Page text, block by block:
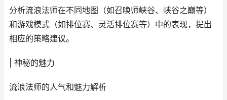
分析流浪法师在不同地图（如召唤师峡谷、峡谷之巅等）
和游戏模式（如排位赛、灵活排位赛等）中的表现，提出
相应的策略建议。
| 神秘的魅力
流浪法师的人气和魅力解析